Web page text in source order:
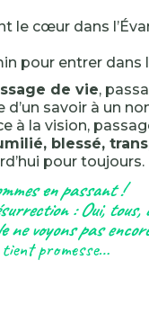
le cœur dans
pour entrer dans
de vie,
savoir à un
à la vision,
blessé,
pour
en passant !
: Oui,
ne voyons pas
tient promesse…